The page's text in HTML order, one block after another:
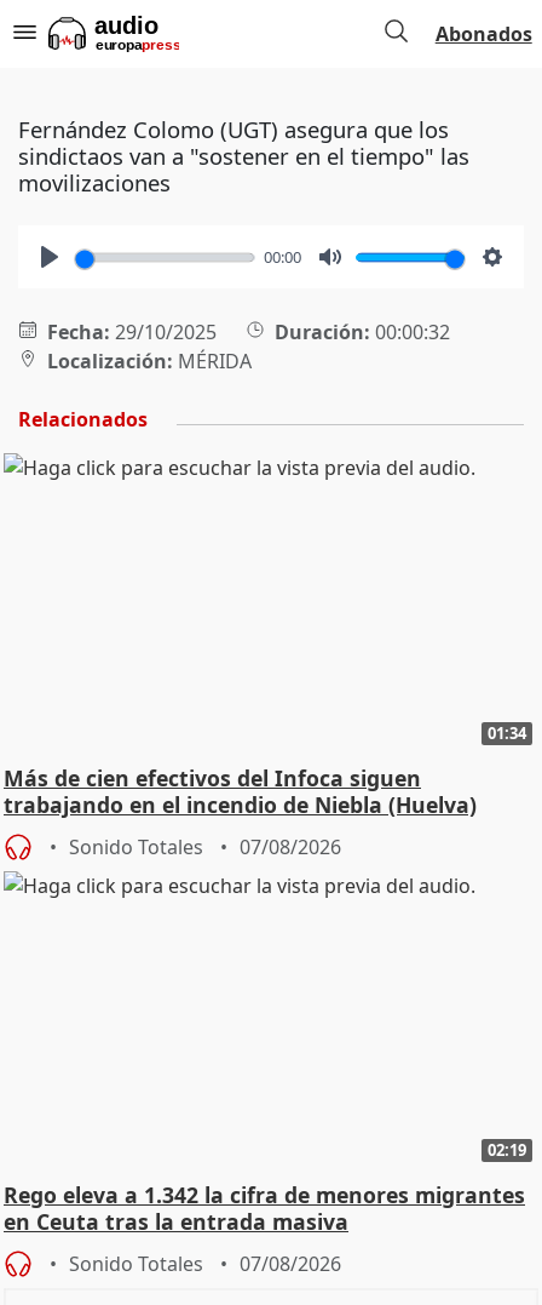
Abonados
Fernández Colomo (UGT) asegura que los
sindictaos van a "sostener en el tiempo" las
movilizaciones
00:00
Fecha: 29/10/2025 Duración: 00:00:32
Localización: MÉRIDA
Relacionados
01:34
Más de cien efectivos del Infoca siguen
trabajando en el incendio de Niebla (Huelva)
Sonido Totales 07/08/2026
02:19
Rego eleva a 1.342 la cifra de menores migrantes
en Ceuta tras la entrada masiva
Sonido Totales 07/08/2026